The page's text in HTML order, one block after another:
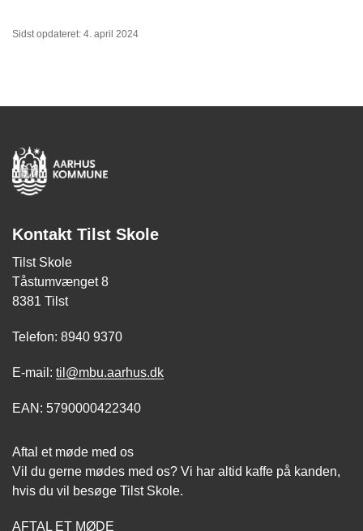
Sidst opdateret: 4. april 2024
Kontakt Tilst Skole
Tilst Skole
Tåstumvænget 8
8381 Tilst
Telefon: 8940 9370
E-mail: til@mbu.aarhus.dk
EAN: 5790000422340
Aftal et møde med os
Vil du gerne mødes med os? Vi har altid kaffe på kanden,
hvis du vil besøge Tilst Skole.
AFTAL ET MØDE